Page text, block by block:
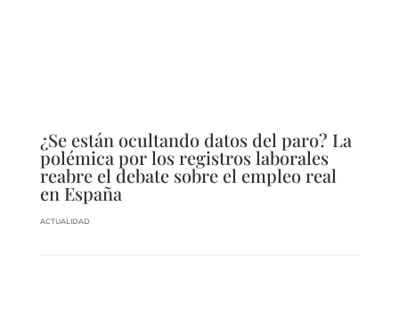
¿Se están ocultando datos del paro? La
polémica por los registros laborales
reabre el debate sobre el empleo real
en España
ACTUALIDAD